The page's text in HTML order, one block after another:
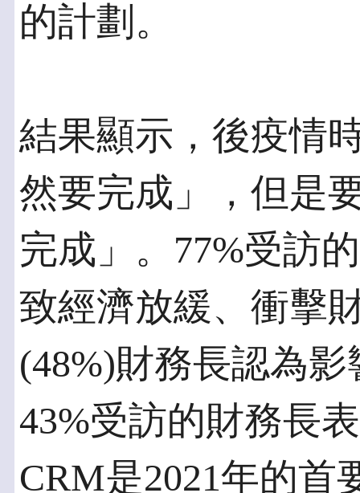
的計劃。
結果顯示，後疫情
然要完成」，但是
完成」。77%受訪
致經濟放緩、衝擊
(48%)財務長認為
43%受訪的財務長
CRM是2021年的首